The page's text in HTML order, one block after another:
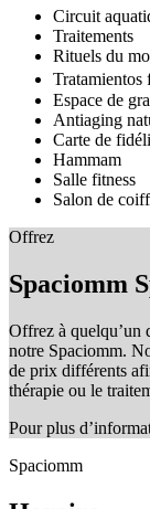
Circuit
Traitements
Rituels du
Espace de
Antiaging
Carte de
Hammam
Salle fitness
Salon de
Offrez
Spaciomm
Offrez à quelqu’un
notre Spaciomm.
de prix différents
thérapie ou le
Pour plus
Spaciomm